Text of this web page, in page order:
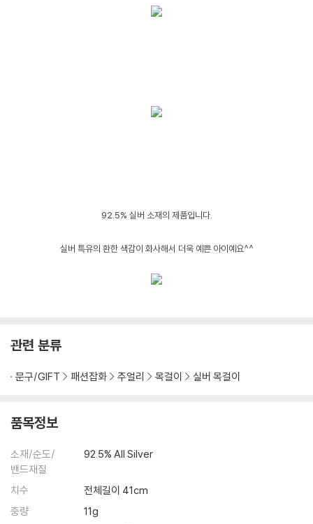
92.5% 실버 소재의 제품입니다.
실버 특유의 환한 색감이 화사해서 더욱 예쁜 아이예요^^
관련 분류
문구/GIFT 패션잡화 주얼리 목걸이 실버 목걸이
품목정보
소재/순도/
밴드재질
92.5% All Silver
치수
전체길이 41cm
중량
11g